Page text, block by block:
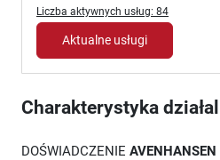
Liczba aktywnych usług: 84
Aktualne usługi
Charakterystyka
DOŚWIADCZENIE AVENHANSEN